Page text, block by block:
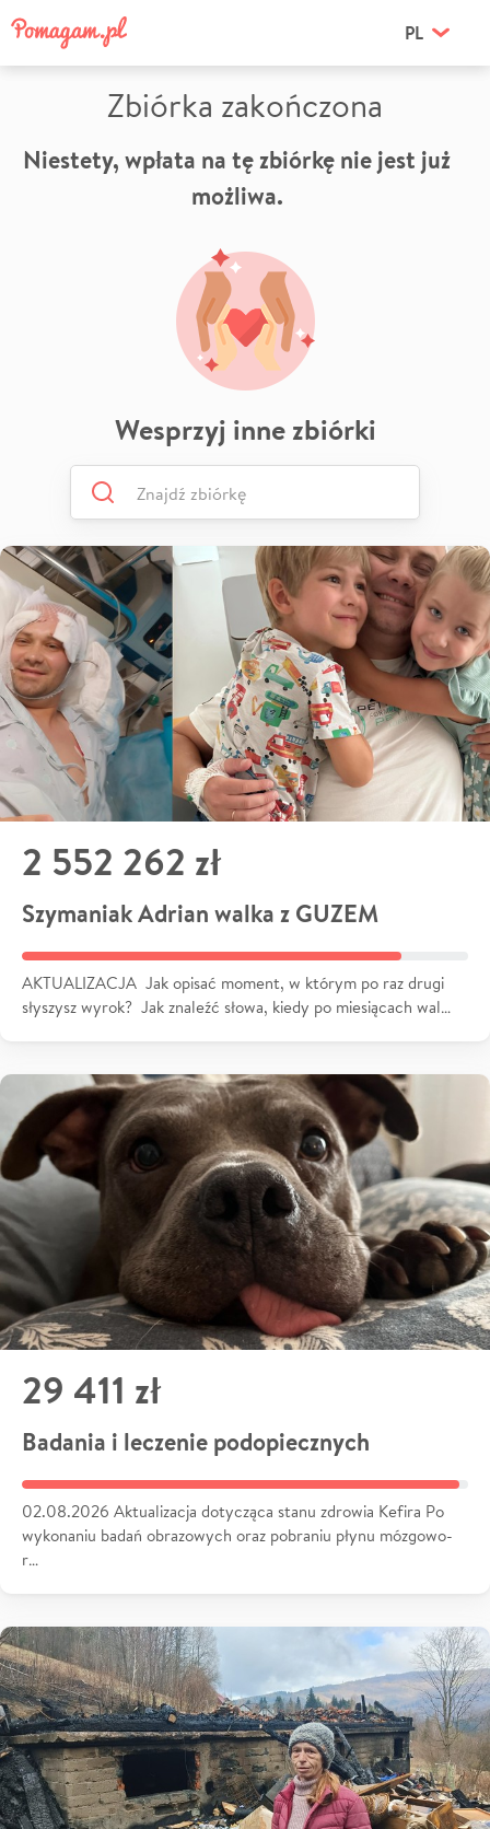
PL
Zbiórka zakończona
Niestety, wpłata na tę zbiórkę nie jest już
możliwa.
Wesprzyj inne zbiórki
2 552 262 zł
Szymaniak Adrian walka z GUZEM
AKTUALIZACJA Jak opisać moment, w którym po raz drugi
słyszysz wyrok? Jak znaleźć słowa, kiedy po miesiącach wal…
29 411 zł
Badania i leczenie podopiecznych
02.08.2026 Aktualizacja dotycząca stanu zdrowia Kefira Po
wykonaniu badań obrazowych oraz pobraniu płynu mózgowo-
r…